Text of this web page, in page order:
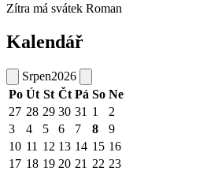
Zítra má svátek Roman
Kalendář
Srpen2026
Po Út St Čt Pá So Ne
27 28 29 30 31 1
2
3
4 5 6 7 8
9
10 11 12 13 14 15 16
17 18 19 20 21 22 23